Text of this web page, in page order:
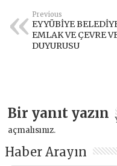
Previous
EYYÜBİYE
EMLAK VE ÇEVRE
DUYURUSU
Bir yanıt yazın
açmalısınız.
Haber Arayın